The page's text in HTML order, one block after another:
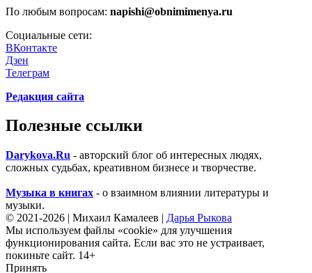
По любым вопросам: napishi@obnimimenya.ru
Социальные сети:
ВКонтакте
Дзен
Телеграм
Редакция сайта
Полезные ссылки
Darykova.Ru - авторский блог об интересных людях,
сложных судьбах, креативном бизнесе и творчестве.
Музыка в книгах - о взаимном влиянии литературы и
музыки.
© 2021-2026 | Михаил Камалеев | Дарья Рыкова
Мы используем файлы «cookie» для улучшения
функционирования сайта. Если вас это не устраивает,
покиньте сайт. 14+
Принять